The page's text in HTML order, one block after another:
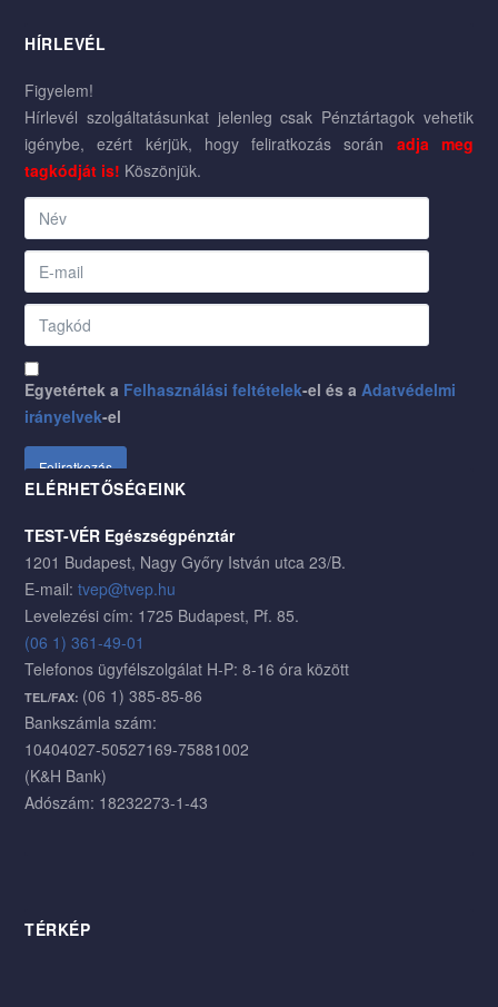
HÍRLEVÉL
Figyelem!
Hírlevél szolgáltatásunkat jelenleg csak Pénztártagok vehetik
igénybe, ezért kérjük, hogy feliratkozás során
adja meg
tagkódját is! Köszönjük.
Egyetértek a Felhasználási feltételek-el és a Adatvédelmi
irányelvek-el
ELÉRHETŐSÉGEINK
TEST-VÉR Egészségpénztár
1201 Budapest, Nagy Győry István utca 23/B.
E-mail: tvep@tvep.hu
Levelezési cím: 1725 Budapest, Pf. 85.
(06 1) 361-49-01
Telefonos ügyfélszolgálat H-P: 8-16 óra között
TEL/FAX: (06 1) 385-85-86
Bankszámla szám:
10404027-50527169-75881002
(K&H Bank)
Adószám: 18232273-1-43
TÉRKÉP